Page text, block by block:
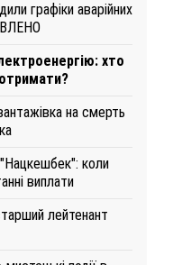
графіки аварійних
хто
на смерть
коли
виплати
лейтенант